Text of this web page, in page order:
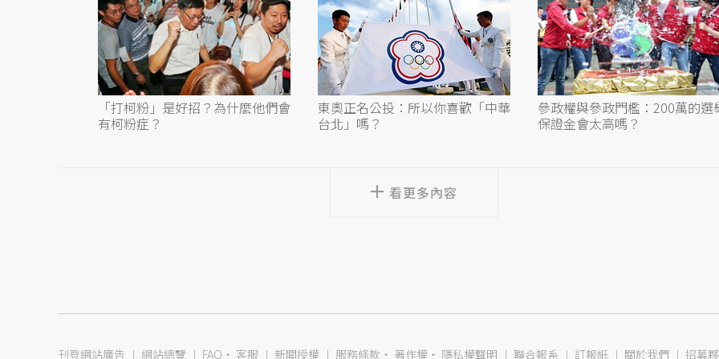
「打柯粉」是好招？為什麼他們會
有柯粉症？
東奧正名公投：所以你喜歡「中華
台北」嗎？
參政權與參政門檻：200萬的選
保證金會太高嗎？
看更多內容
刊登網站廣告 ︱ 網站總覽 ︱ FAQ ‧ 客服 ︱ 新聞授權 ︱ 服務條款 ‧ 著作權 ‧ 隱私權聲明 ︱ 聯合報系 ︱ 訂報紙 ︱ 關於我們 ︱ 招募